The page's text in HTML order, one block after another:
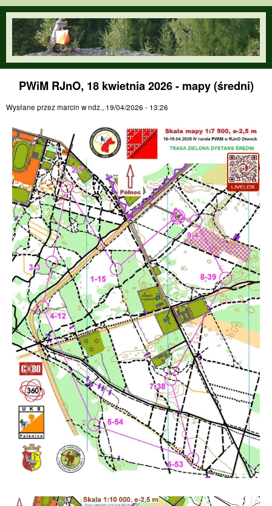
Przejdź do treści
orienteering.waw.pl
PWiM RJnO, 18 kwietnia 2026 - mapy (średni)
Wysłane przezmarcin wndz., 19/04/2026 - 13:26